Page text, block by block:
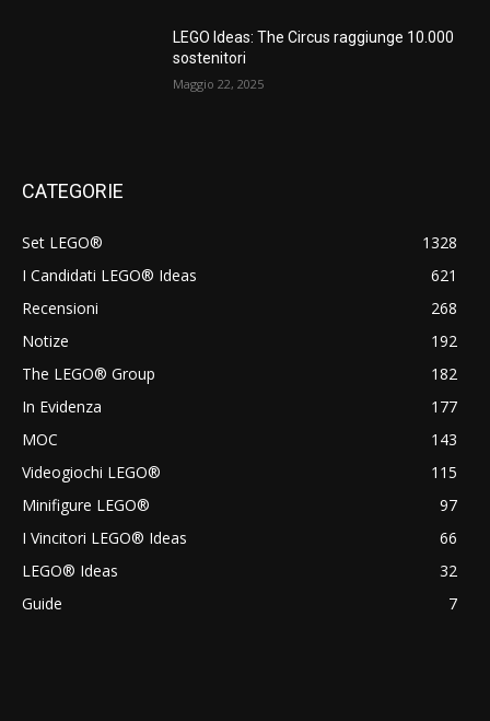
LEGO Ideas: The Circus raggiunge 10.000
sostenitori
Maggio 22, 2025
CATEGORIE
Set LEGO®
1328
I Candidati LEGO® Ideas
621
Recensioni
268
Notize
192
The LEGO® Group
182
In Evidenza
177
MOC
143
Videogiochi LEGO®
115
Minifigure LEGO®
97
I Vincitori LEGO® Ideas
66
LEGO® Ideas
32
Guide
7